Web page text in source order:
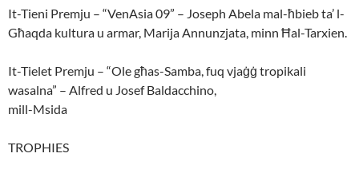
It-Tieni Premju – “VenAsia 09” – Joseph Abela mal-ħbieb ta’ l-
Għaqda kultura u armar, Marija Annunzjata, minn Ħal-Tarxien.
It-Tielet Premju – “Ole għas-Samba, fuq vjaġġ tropikali
wasalna” – Alfred u Josef Baldacchino,
mill-Msida
TROPHIES